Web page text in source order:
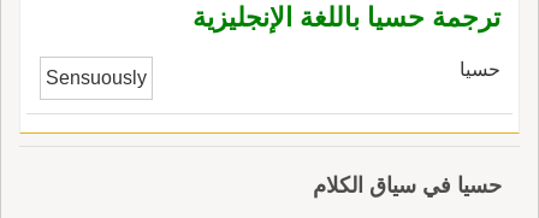
ترجمة حسيا باللغة الإنجليزية
حسيا Sensuously
حسيا في سياق الكلام